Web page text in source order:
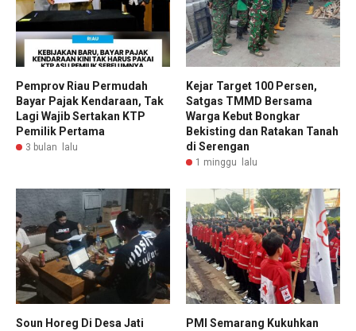
Pemprov Riau Permudah
Bayar Pajak Kendaraan, Tak
Lagi Wajib Sertakan KTP
Pemilik Pertama
3 bulan lalu
Kejar Target 100 Persen,
Satgas TMMD Bersama
Warga Kebut Bongkar
Bekisting dan Ratakan Tanah
di Serengan
1 minggu lalu
Soun Horeg Di Desa Jati
PMI Semarang Kukuhkan